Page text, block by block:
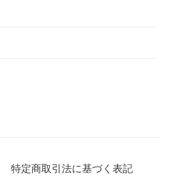
特定商取引法に基づく表記